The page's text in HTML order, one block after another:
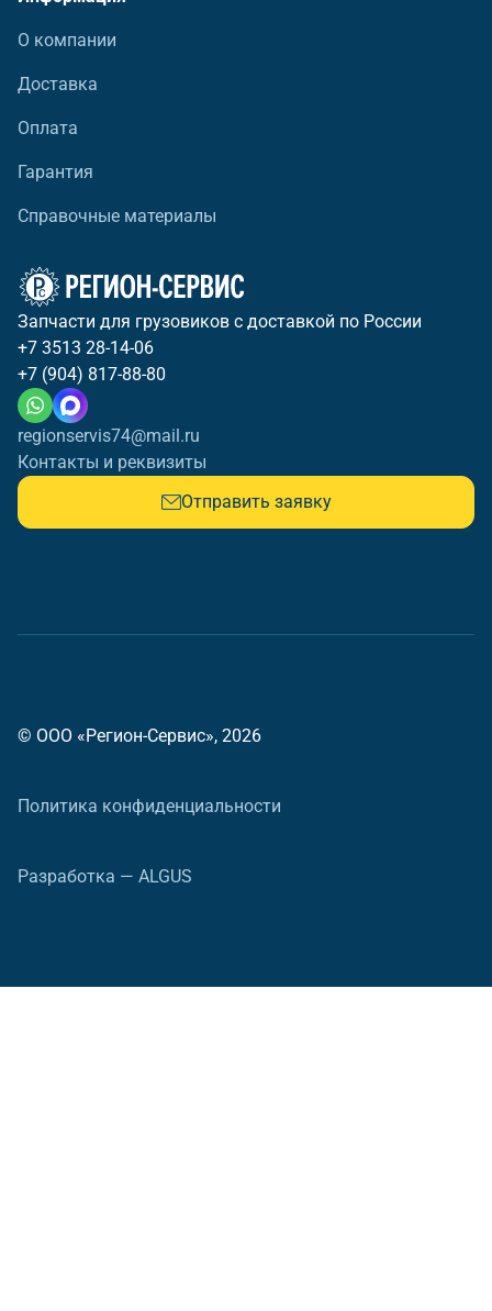
О компании
Доставка
Оплата
Гарантия
Справочные материалы
Запчасти для грузовиков с доставкой по России
+7 3513 28-14-06
+7 (904) 817-88-80
regionservis74@mail.ru
Контакты и реквизиты
Отправить заявку
© ООО «Регион-Сервис», 2026
Политика конфиденциальности
Разработка — ALGUS